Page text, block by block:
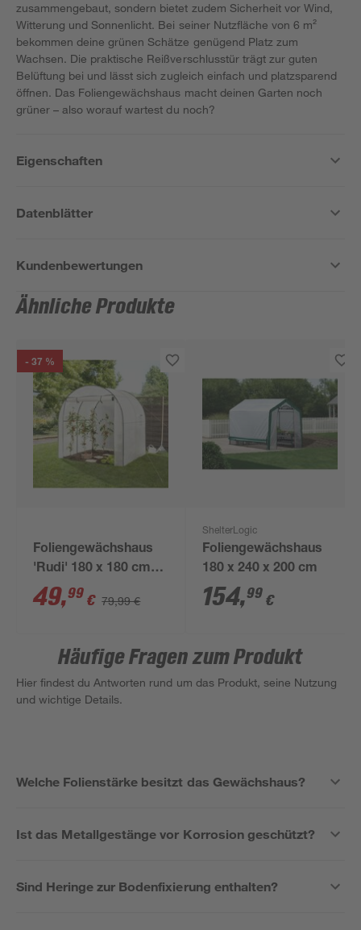
zusammengebaut, sondern bietet zudem Sicherheit vor Wind,
Witterung und Sonnenlicht. Bei seiner Nutzfläche von 6 m²
bekommen deine grünen Schätze genügend Platz zum
Wachsen. Die praktische Reißverschlusstür trägt zur guten
Belüftung bei und lässt sich zugleich einfach und platzsparend
öffnen. Das Foliengewächshaus macht deinen Garten noch
grüner – also worauf wartest du noch?
Eigenschaften
Datenblätter
Kundenbewertungen
Ähnliche Produkte
- 37 %
Foliengewächshaus
'Rudi' 180 x 180 cm
grün
49,99 € 79,99 €
ShelterLogic
Foliengewächshaus
180 x 240 x 200 cm
154,99 €
Häufige Fragen zum Produkt
Hier findest du Antworten rund um das Produkt, seine Nutzung
und wichtige Details.
Welche Folienstärke besitzt das Gewächshaus?
Ist das Metallgestänge vor Korrosion geschützt?
Sind Heringe zur Bodenfixierung enthalten?